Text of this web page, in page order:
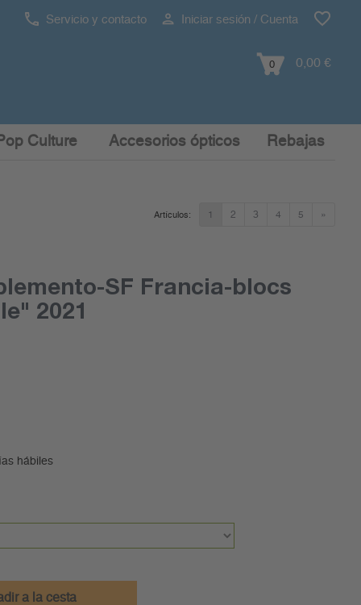
Servicio y contacto Iniciar sesión / Cuenta
0 0,00 €
Culture Accesorios ópticos Rebajas
1 2 3 4 5 »
Artículos:
SF Francia-blocs
2021
hábiles
a la cesta